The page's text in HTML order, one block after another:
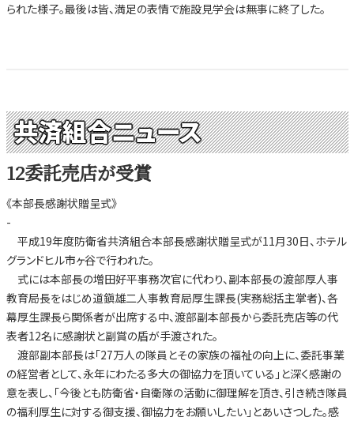
られた様子。最後は皆、満足の表情で施設見学会は無事に終了した。
共済組合ニュース
12委託売店が受賞
《本部長感謝状贈呈式》
-
平成19年度防衛省共済組合本部長感謝状贈呈式が11月30日、ホテル
グランドヒル市ヶ谷で行われた。
式には本部長の増田好平事務次官に代わり、副本部長の渡部厚人事
教育局長をはじめ道鎭雄二人事教育局厚生課長(実務総括主掌者)、各
幕厚生課長ら関係者が出席する中、渡部副本部長から委託売店等の代
表者12名に感謝状と副賞の盾が手渡された。
渡部副本部長は「27万人の隊員とその家族の福祉の向上に、委託事業
の経営者として、永年にわたる多大の御協力を頂いている」と深く感謝の
意を表し、「今後とも防衛省・自衛隊の活動に御理解を頂き、引き続き隊員
の福利厚生に対する御支援、御協力をお願いしたい」とあいさつした。感